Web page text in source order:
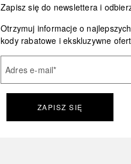
Zapisz się do newslettera i
Otrzymuj informacje o
kody rabatowe i ekskluzywne
Adres e-mail*
ZAPISZ SIĘ